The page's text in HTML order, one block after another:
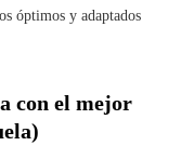
óptimos y adaptados
con el mejor